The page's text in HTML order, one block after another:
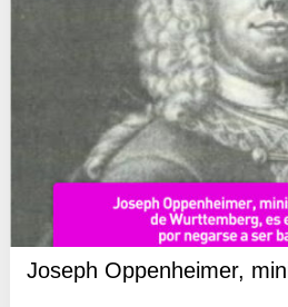
Joseph Oppenheimer,